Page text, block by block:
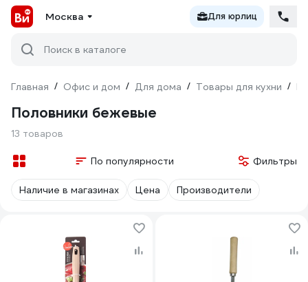
Москва Для юрлиц
Поиск в каталоге
Главная / Офис и дом / Для дома / Товары для кухни /
Половники бежевые
13 товаров
По популярности Фильтры
Наличие в магазинах Цена Производители